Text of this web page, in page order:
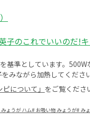
子のこれでいいのだ!
基準としています。
みながら加熱してください
ピについて」 をご覧くださ
みょうが ハム# お吸い物 みょうが# み